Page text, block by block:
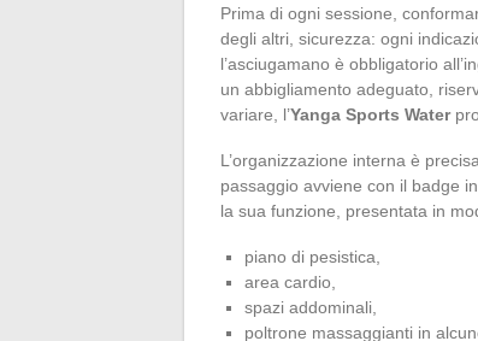
Prima di ogni sessione,
degli altri, sicurezza: ogni
l’asciugamano è obbligatorio
un abbigliamento adeguato,
variare, l’Yanga Sports Water
L’organizzazione interna è
passaggio avviene con il badge
la sua funzione, presentata in
piano di pesistica,
area cardio,
spazi addominali,
poltrone massaggianti in